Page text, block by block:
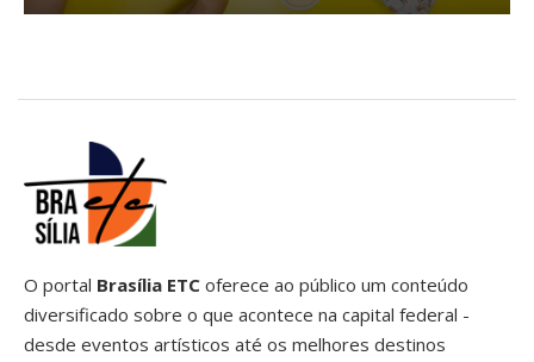
O portal Brasília ETC oferece ao público um conteúdo
diversificado sobre o que acontece na capital federal -
desde eventos artísticos até os melhores destinos